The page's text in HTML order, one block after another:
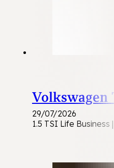
Volkswagen
29/07/2026
1.5 TSI Life